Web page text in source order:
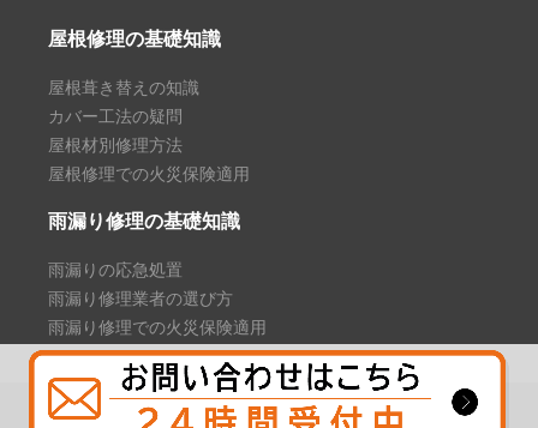
屋根修理の基礎知識
屋根葺き替えの知識
カバー工法の疑問
屋根材別修理方法
屋根修理での火災保険適用
雨漏り修理の基礎知識
雨漏りの応急処置
雨漏り修理業者の選び方
雨漏り修理での火災保険適用
Copyright © 2021 屋根修理プラス. All Rights Reserved.